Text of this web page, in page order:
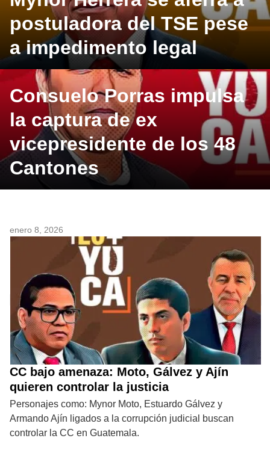
postuladora del TSE pese
a impedimento legal
Consuelo Porras impulsa
la captura de ex
vicepresidente de los 48
Cantones
enero 8, 2026
CC bajo amenaza: Moto, Gálvez y Ajín
quieren controlar la justicia
Personajes como: Mynor Moto, Estuardo Gálvez y
Armando Ajín ligados a la corrupción judicial buscan
controlar la CC en Guatemala.